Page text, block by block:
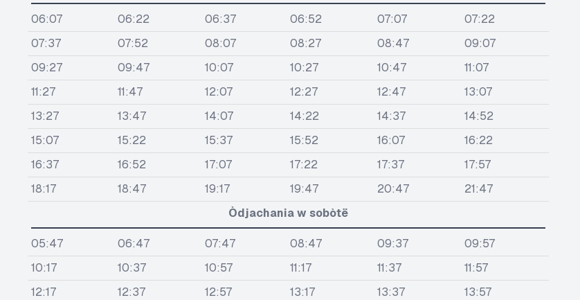
06:07 06:22 06:37 06:52 07:07
07:22
07:37
07:52 08:07 08:27 08:47
09:07
09:27
09:47 10:07 10:27 10:47
11:07
11:27
11:47 12:07 12:27 12:47
13:07
13:27
13:47 14:07 14:22 14:37
14:52
15:07
15:22 15:37 15:52 16:07
16:22
16:37
16:52 17:07 17:22 17:37
17:57
18:17
18:47 19:17 19:47 20:47
21:47
Òdjachania w sobòtë
05:47 06:47 07:47 08:47 09:37
09:57
10:17
10:37 10:57 11:17 11:37
11:57
12:17
12:37 12:57 13:17 13:37
13:57